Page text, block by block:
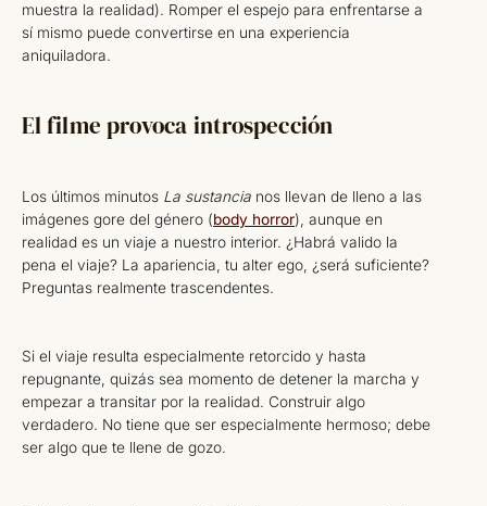
muestra la realidad). Romper el espejo para enfrentarse a
sí mismo puede convertirse en una experiencia
aniquiladora.
El filme provoca introspección
Los últimos minutos La sustancia nos llevan de lleno a las
imágenes gore del género (body horror), aunque en
realidad es un viaje a nuestro interior. ¿Habrá valido la
pena el viaje? La apariencia, tu alter ego, ¿será suficiente?
Preguntas realmente trascendentes.
Si el viaje resulta especialmente retorcido y hasta
repugnante, quizás sea momento de detener la marcha y
empezar a transitar por la realidad. Construir algo
verdadero. No tiene que ser especialmente hermoso; debe
ser algo que te llene de gozo.